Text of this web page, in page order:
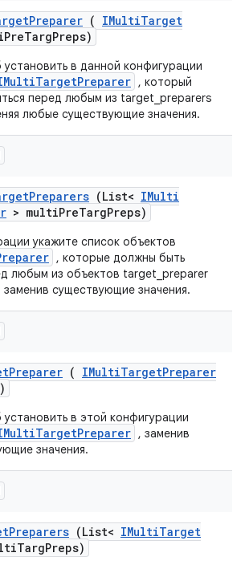
Preparer ( IMultiTarget
PreTargPreps)
в данной конфигурации
, который
перед любым из target_preparers
любые существующие значения.
Preparers (List< IMulti
> multiPreTargPreps)
укажите список объектов
, которые должны быть
любым из объектов target_preparer
заменив существующие значения.
Preparer ( IMultiTargetPreparer
в этой конфигурации
, заменив
значения.
Preparers (List< IMultiTarget
TargPreps)